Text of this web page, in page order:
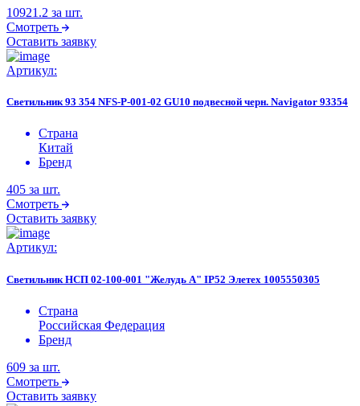
10921.2 за шт.
Смотреть
Оставить заявку
Артикул:
Светильник 93 354 NFS-P-001-02 GU10 подвесной черн. Navigator 93354
Страна
Китай
Бренд
405 за шт.
Смотреть
Оставить заявку
Артикул:
Светильник НСП 02-100-001 "Желудь А" IP52 Элетех 1005550305
Страна
Российская Федерация
Бренд
609 за шт.
Смотреть
Оставить заявку